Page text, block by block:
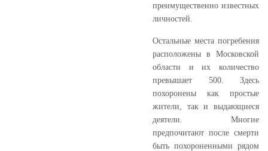
преимущественно известных
личностей.
Остальные места погребения
расположены в Московской
области и их количество
превышает 500. Здесь
похоронены как простые
жители, так и выдающиеся
деятели. Многие
предпочитают после смерти
быть похороненными рядом